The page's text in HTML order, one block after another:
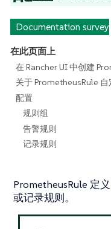
Documentation survey
在此页面上
在 Rancher UI 中创建
关于 PrometheusRule 自
配置
规则组
告警规则
记录规则
PrometheusRule 定
或记录规则。